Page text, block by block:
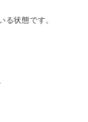
る状態です。